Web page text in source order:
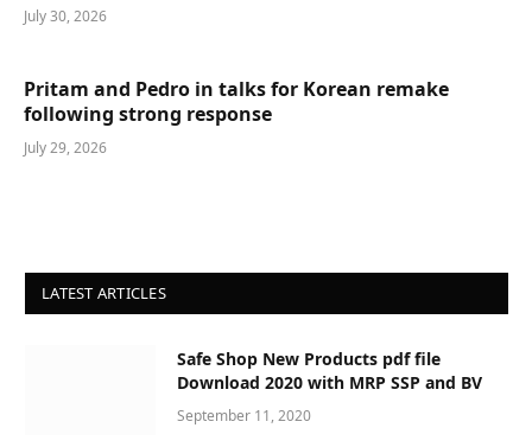
July 30, 2026
Pritam and Pedro in talks for Korean remake
following strong response
July 29, 2026
LATEST ARTICLES
Safe Shop New Products pdf file
Download 2020 with MRP SSP and BV
September 11, 2020